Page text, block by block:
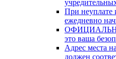
При неуплате
ежедневно
это ваша
Адрес места
должен